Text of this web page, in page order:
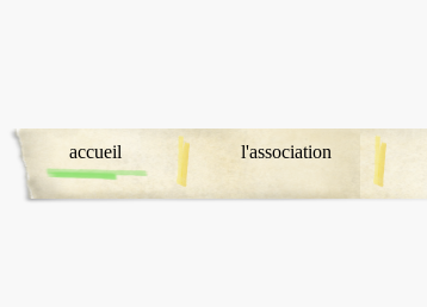
accueil l'association